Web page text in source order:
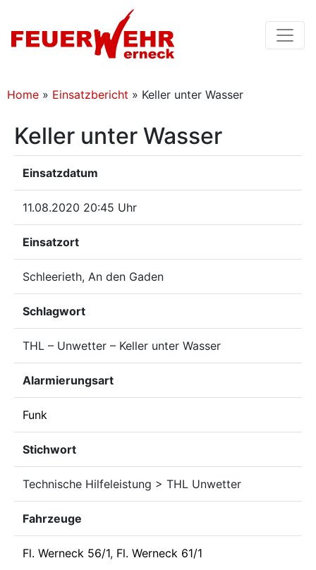
Home » Einsatzbericht » Keller unter Wasser
Keller unter Wasser
Einsatzdatum
11.08.2020 20:45 Uhr
Einsatzort
Schleerieth, An den Gaden
Schlagwort
THL – Unwetter – Keller unter Wasser
Alarmierungsart
Funk
Stichwort
Technische Hilfeleistung > THL Unwetter
Fahrzeuge
Fl. Werneck 56/1, Fl. Werneck 61/1